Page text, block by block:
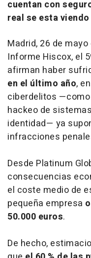
cuentan con
real se esta
Madrid, 26 de
Informe Hiscox, el
afirman haber
en el último año,
ciberdelitos
hackeo de
identidad— ya
infracciones
Desde Platinum
consecuencias
el coste medio de
pequeña empresa
50.000 euros.
De hecho,